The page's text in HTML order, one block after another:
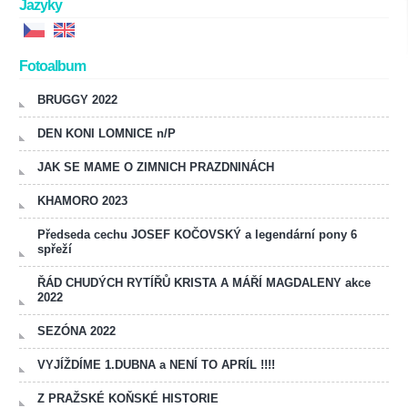
Jazyky
Fotoalbum
BRUGGY 2022
DEN KONI LOMNICE n/P
JAK SE MAME O ZIMNICH PRAZDNINÁCH
KHAMORO 2023
Předseda cechu JOSEF KOČOVSKÝ a legendární pony 6
spřeží
ŘÁD CHUDÝCH RYTÍŘŮ KRISTA A MÁŘÍ MAGDALENY akce
2022
SEZÓNA 2022
VYJÍŽDÍME 1.DUBNA a NENÍ TO APRÍL !!!!
Z PRAŽSKÉ KOŇSKÉ HISTORIE